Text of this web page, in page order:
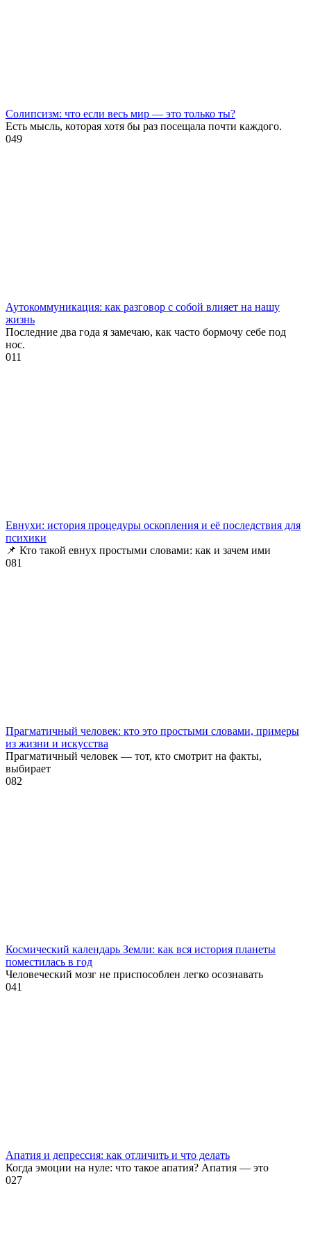
Солипсизм: что если весь мир — это только ты?
Есть мысль, которая хотя бы раз посещала почти каждого.
049
Аутокоммуникация: как разговор с собой влияет на нашу
жизнь
Последние два года я замечаю, как часто бормочу себе под
нос.
011
Евнухи: история процедуры оскопления и её последствия для
психики
📌 Кто такой евнух простыми словами: как и зачем ими
081
Прагматичный человек: кто это простыми словами, примеры
из жизни и искусства
Прагматичный человек — тот, кто смотрит на факты,
выбирает
082
Космический календарь Земли: как вся история планеты
поместилась в год
Человеческий мозг не приспособлен легко осознавать
041
Апатия и депрессия: как отличить и что делать
Когда эмоции на нуле: что такое апатия? Апатия — это
027